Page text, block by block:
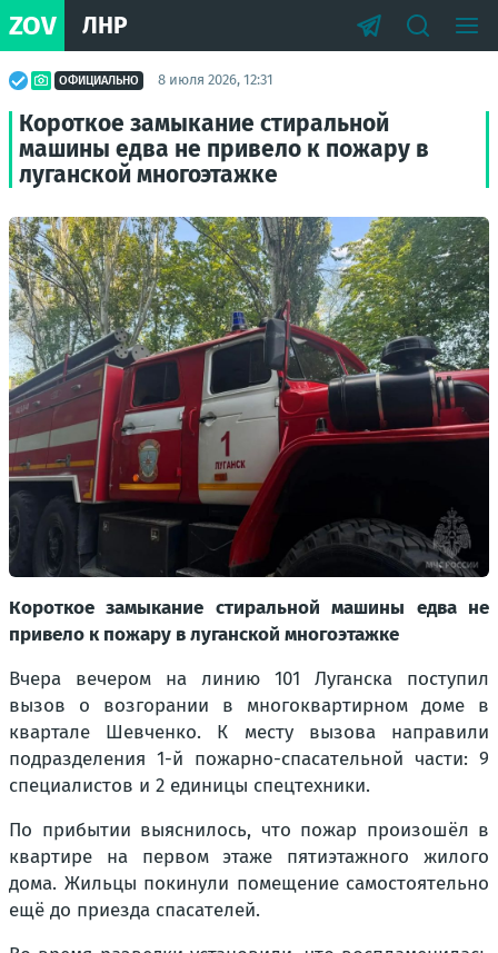
ZOV ЛНР
ОФИЦИАЛЬНО 8 июля 2026, 12:31
Короткое замыкание стиральной
машины едва не привело к пожару в
луганской многоэтажке
Короткое замыкание стиральной машины едва не
привело к пожару в луганской многоэтажке
Вчера вечером на линию 101 Луганска поступил
вызов о возгорании в многоквартирном доме в
квартале Шевченко. К месту вызова направили
подразделения 1-й пожарно-спасательной части: 9
специалистов и 2 единицы спецтехники.
По прибытии выяснилось, что пожар произошёл в
квартире на первом этаже пятиэтажного жилого
дома. Жильцы покинули помещение самостоятельно
ещё до приезда спасателей.